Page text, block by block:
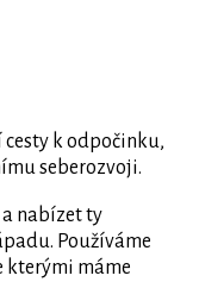
k odpočinku,
seberozvoji.
nabízet ty
Používáme
kterými máme